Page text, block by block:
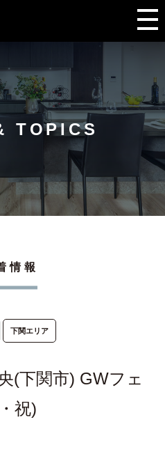
TOPICS
情報
下関エリア
(下関市) GWフェ
祝)